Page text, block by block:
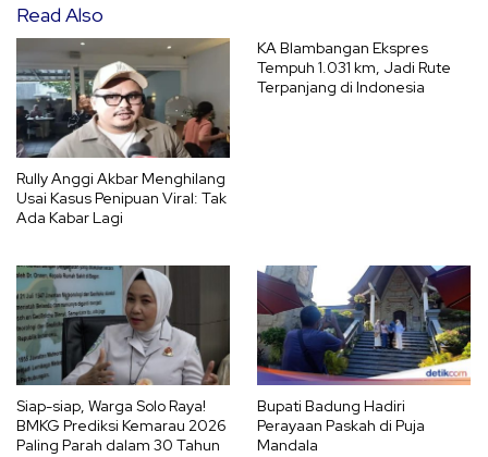
Read Also
Rully Anggi Akbar Menghilang
Usai Kasus Penipuan Viral: Tak
Ada Kabar Lagi
KA Blambangan Ekspres
Tempuh 1.031 km, Jadi Rute
Terpanjang di Indonesia
Siap-siap, Warga Solo Raya!
BMKG Prediksi Kemarau 2026
Paling Parah dalam 30 Tahun
Bupati Badung Hadiri
Perayaan Paskah di Puja
Mandala